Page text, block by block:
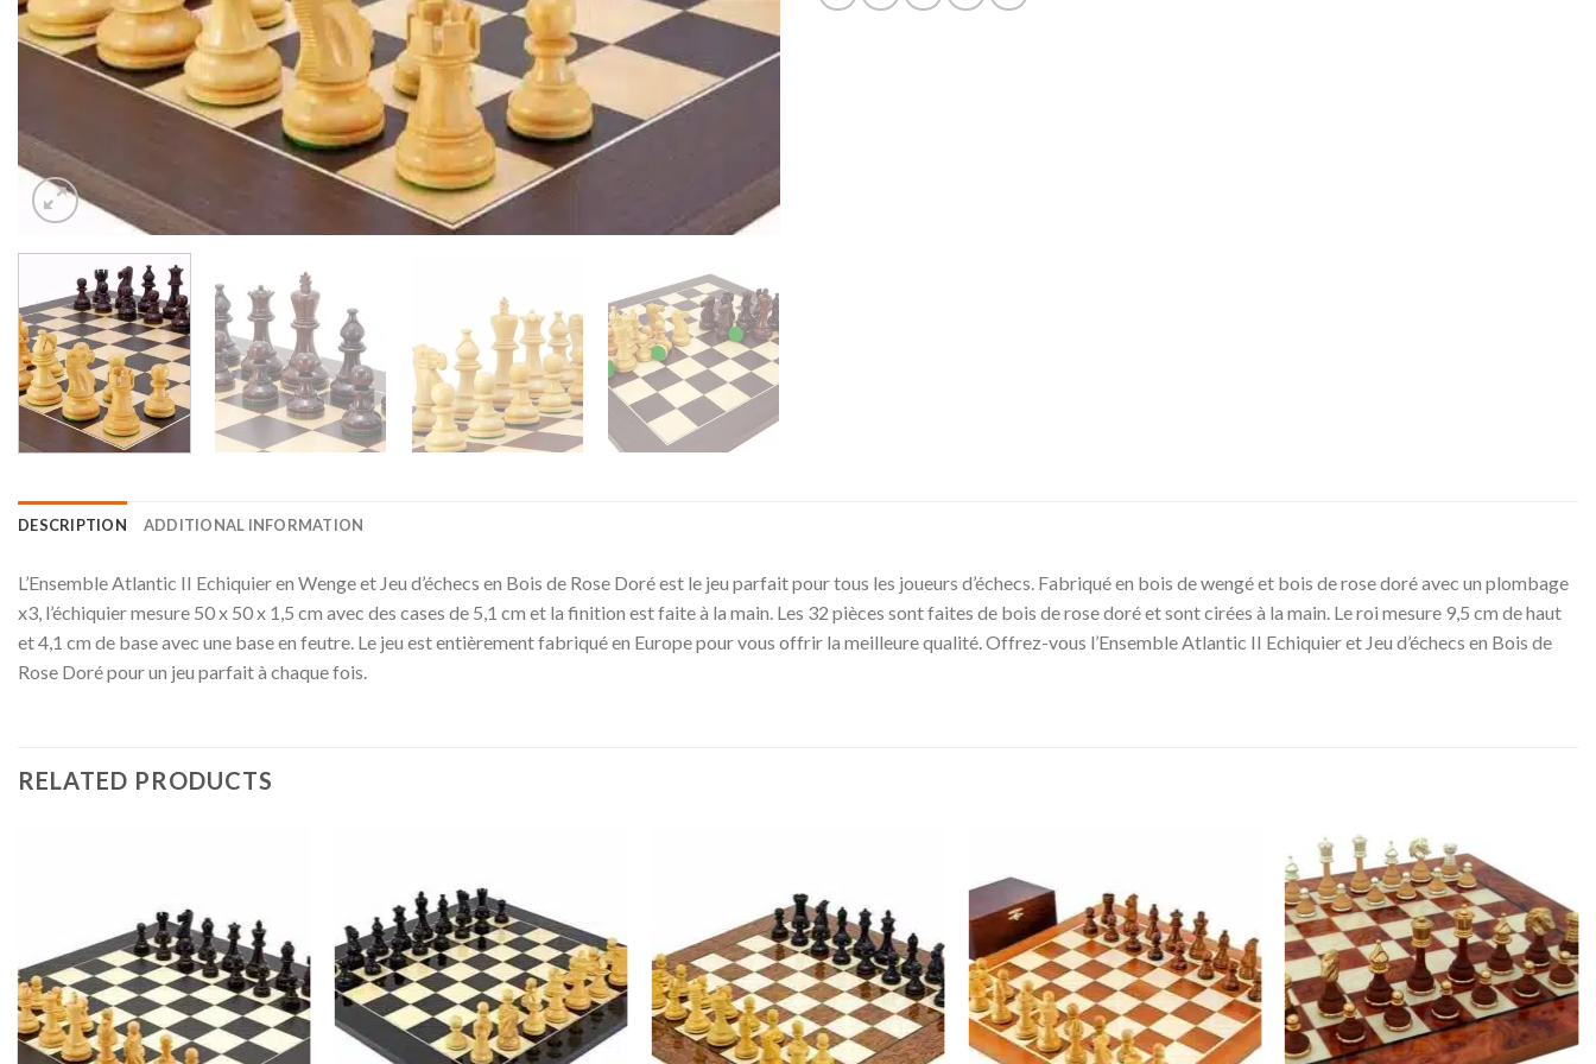
DESCRIPTION ADDITIONAL INFORMATION
L’Ensemble Atlantic II Echiquier en Wenge et Jeu d’échecs en Bois de Rose Doré est le jeu parfait pour tous les joueurs d’échecs. Fabriqué en bois de wengé et bois de rose doré avec un plombage
x3, l’échiquier mesure 50 x 50 x 1,5 cm avec des cases de 5,1 cm et la finition est faite à la main. Les 32 pièces sont faites de bois de rose doré et sont cirées à la main. Le roi mesure 9,5 cm de haut
et 4,1 cm de base avec une base en feutre. Le jeu est entièrement fabriqué en Europe pour vous offrir la meilleure qualité. Offrez-vous l’Ensemble Atlantic II Echiquier et Jeu d’échecs en Bois de
Rose Doré pour un jeu parfait à chaque fois.
RELATED PRODUCTS